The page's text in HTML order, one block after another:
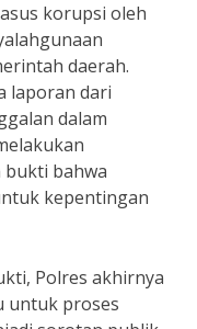
korupsi oleh
daerah.
laporan dari
dalam
bukti bahwa
kepentingan
Polres akhirnya
untuk proses